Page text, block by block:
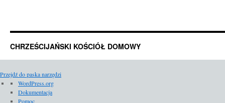
CHRZEŚCIJAŃSKI KOŚCIÓŁ DOMOWY
Przejdź do paska narzędzi
O
WordPressie
WordPress.org
Dokumentacja
Pomoc